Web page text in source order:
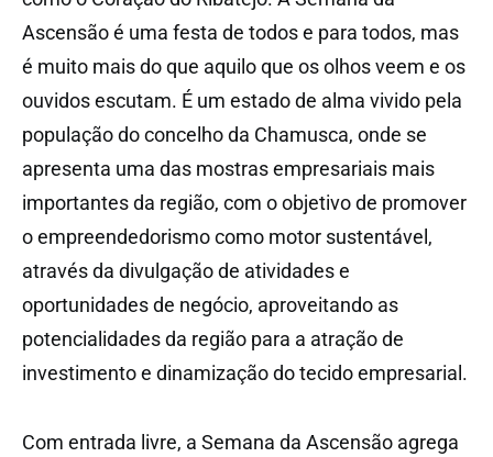
Ascensão é uma festa de todos e para todos, mas
é muito mais do que aquilo que os olhos veem e os
ouvidos escutam. É um estado de alma vivido pela
população do concelho da Chamusca, onde se
apresenta uma das mostras empresariais mais
importantes da região, com o objetivo de promover
o empreendedorismo como motor sustentável,
através da divulgação de atividades e
oportunidades de negócio, aproveitando as
potencialidades da região para a atração de
investimento e dinamização do tecido empresarial.
Com entrada livre, a Semana da Ascensão agrega